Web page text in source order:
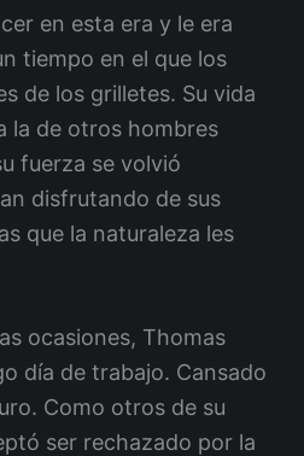
en esta era y le era
tiempo en el que los
de los grilletes. Su vida
la de otros hombres
fuerza se volvió
disfrutando de sus
que la naturaleza les
ocasiones, Thomas
día de trabajo. Cansado
Como otros de su
ser rechazado por la